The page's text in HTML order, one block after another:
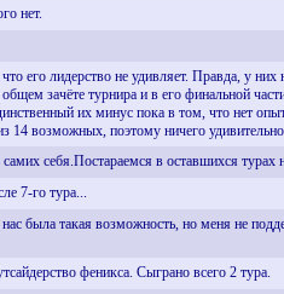
нет.
его лидерство не удивляет. Правда, у них
зачёте турнира и в его финальной
их минус пока в том, что нет
возможных, поэтому ничего
себя.Постараемся в оставшихся турах
7-го тура...
была такая возможность, но меня не
феникса. Сыграно всего 2 тура.